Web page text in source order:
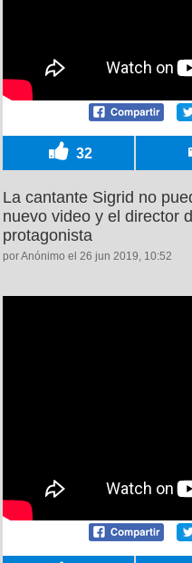
32
La cantante Sigrid no
nuevo video y el director
protagonista
por Anónimo el 26 jun 2019, 10:52